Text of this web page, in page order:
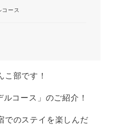
ース
部です！
コース」のご紹介！
でのステイを楽しんだ